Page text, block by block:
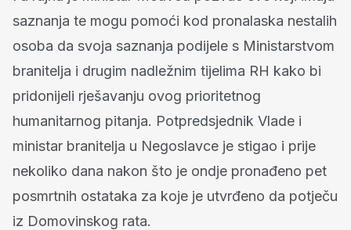
saznanja te mogu pomoći kod pronalaska nestalih
osoba da svoja saznanja podijele s Ministarstvom
branitelja i drugim nadležnim tijelima RH kako bi
pridonijeli rješavanju ovog prioritetnog
humanitarnog pitanja. Potpredsjednik Vlade i
ministar branitelja u Negoslavce je stigao i prije
nekoliko dana nakon što je ondje pronađeno pet
posmrtnih ostataka za koje je utvrđeno da potječu
iz Domovinskog rata.